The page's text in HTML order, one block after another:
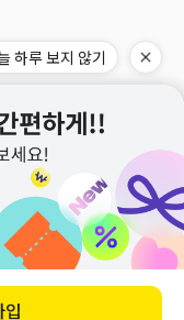
사업자정보확인
하루 보지 않기